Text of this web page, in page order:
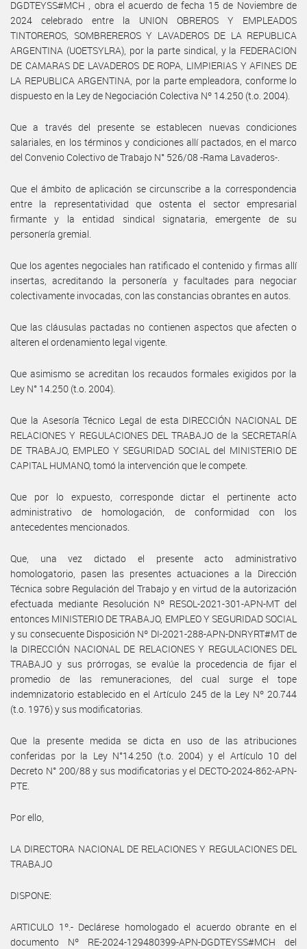
DGDTEYSS#MCH , obra el acuerdo de fecha 15 de Noviembre de
2024 celebrado entre la UNION OBREROS Y EMPLEADOS
TINTOREROS, SOMBREREROS Y LAVADEROS DE LA REPUBLICA
ARGENTINA (UOETSYLRA), por la parte sindical, y la FEDERACION
DE CAMARAS DE LAVADEROS DE ROPA, LIMPIERIAS Y AFINES DE
LA REPUBLICA ARGENTINA, por la parte empleadora, conforme lo
dispuesto en la Ley de Negociación Colectiva Nº 14.250 (t.o. 2004).
Que a través del presente se establecen nuevas condiciones
salariales, en los términos y condiciones allí pactados, en el marco
del Convenio Colectivo de Trabajo N° 526/08 -Rama Lavaderos-.
Que el ámbito de aplicación se circunscribe a la correspondencia
entre la representatividad que ostenta el sector empresarial
firmante y la entidad sindical signataria, emergente de su
personería gremial.
Que los agentes negociales han ratificado el contenido y firmas allí
insertas, acreditando la personería y facultades para negociar
colectivamente invocadas, con las constancias obrantes en autos.
Que las cláusulas pactadas no contienen aspectos que afecten o
alteren el ordenamiento legal vigente.
Que asimismo se acreditan los recaudos formales exigidos por la
Ley N° 14.250 (t.o. 2004).
Que la Asesoría Técnico Legal de esta DIRECCIÓN NACIONAL DE
RELACIONES Y REGULACIONES DEL TRABAJO de la SECRETARÍA
DE TRABAJO, EMPLEO Y SEGURIDAD SOCIAL del MINISTERIO DE
CAPITAL HUMANO, tomó la intervención que le compete.
Que por lo expuesto, corresponde dictar el pertinente acto
administrativo de homologación, de conformidad con los
antecedentes mencionados.
Que, una vez dictado el presente acto administrativo
homologatorio, pasen las presentes actuaciones a la Dirección
Técnica sobre Regulación del Trabajo y en virtud de la autorización
efectuada mediante Resolución Nº RESOL-2021-301-APN-MT del
entonces MINISTERIO DE TRABAJO, EMPLEO Y SEGURIDAD SOCIAL
y su consecuente Disposición Nº DI-2021-288-APN-DNRYRT#MT de
la DIRECCIÓN NACIONAL DE RELACIONES Y REGULACIONES DEL
TRABAJO y sus prórrogas, se evalúe la procedencia de fijar el
promedio de las remuneraciones, del cual surge el tope
indemnizatorio establecido en el Artículo 245 de la Ley Nº 20.744
(t.o. 1976) y sus modificatorias.
Que la presente medida se dicta en uso de las atribuciones
conferidas por la Ley N°14.250 (t.o. 2004) y el Artículo 10 del
Decreto N° 200/88 y sus modificatorias y el DECTO-2024-862-APN-
PTE.
Por ello,
LA DIRECTORA NACIONAL DE RELACIONES Y REGULACIONES DEL
TRABAJO
DISPONE:
ARTICULO 1º.- Declárese homologado el acuerdo obrante en el
documento Nº RE-2024-129480399-APN-DGDTEYSS#MCH del